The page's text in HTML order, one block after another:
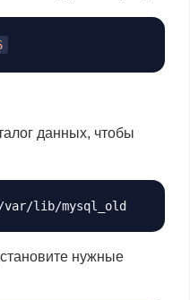
данных, чтобы
Копировать
нужные